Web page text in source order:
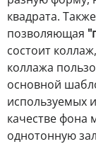
квадрата.
позволяющая
состоит
коллажа
основной
используемых
качестве фона
однотонную